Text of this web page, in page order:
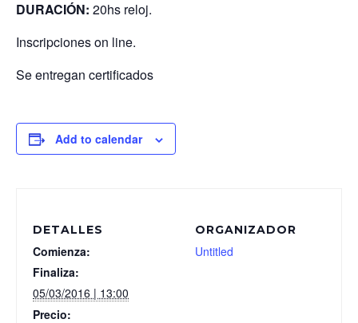
DURACIÓN: 20hs reloj.
Inscripciones on line.
Se entregan certificados
Add to calendar
DETALLES
Comienza:
Finaliza:
05/03/2016 | 13:00
Precio:
ORGANIZADOR
Untitled